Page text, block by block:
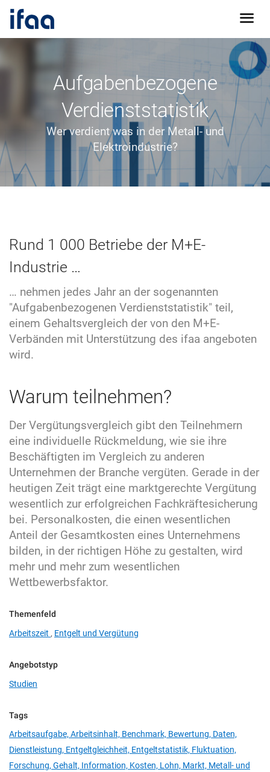
Aufgabenbezogene
Verdienststatistik
Wer verdient was in der Metall- und
Elektroindustrie?
Rund 1 000 Betriebe der M+E-
Industrie …
… nehmen jedes Jahr an der sogenannten
"Aufgabenbezogenen Verdienststatistik" teil,
einem Gehaltsvergleich der von den M+E-
Verbänden mit Unterstützung des ifaa angeboten
wird.
Warum teilnehmen?
Der Vergütungsvergleich gibt den Teilnehmern
eine individuelle Rückmeldung, wie sie ihre
Beschäftigten im Vergleich zu anderen
Unternehmen der Branche vergüten. Gerade in der
heutigen Zeit trägt eine marktgerechte Vergütung
wesentlich zur erfolgreichen Fachkräftesicherung
bei. Personalkosten, die einen wesentlichen
Anteil der Gesamtkosten eines Unternehmens
bilden, in der richtigen Höhe zu gestalten, wird
mehr und mehr zum wesentlichen
Wettbewerbsfaktor.
Themenfeld
Arbeitszeit , Entgelt und Vergütung
Angebotstyp
Studien
Tags
Arbeitsaufgabe,Arbeitsinhalt, Benchmark, Bewertung, Daten,
Dienstleistung, Entgeltgleichheit, Entgeltstatistik, Fluktuation,
Forschung,Gehalt, Information, Kosten, Lohn, Markt, Metall- und